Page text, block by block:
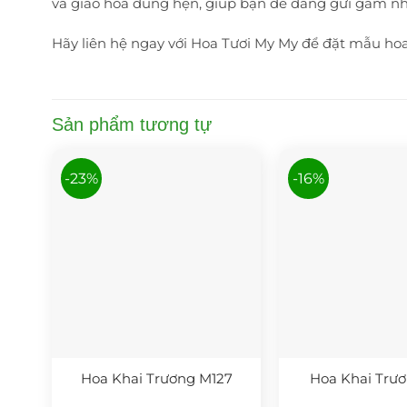
Hãy liên hệ ngay với Hoa Tươi My My để đặt mẫu
Sản phẩm tương tự
-23%
Hoa Khai Trương M127
-16%
Hoa Khai